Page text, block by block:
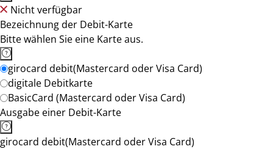
Nicht verfügbar
Bezeichnung der Debit-Karte
Bitte wählen Sie eine Karte aus.
girocard debit(Mastercard oder Visa Card)
digitale Debitkarte
BasicCard (Mastercard oder Visa Card)
Ausgabe einer Debit-Karte
girocard debit(Mastercard oder Visa Card)